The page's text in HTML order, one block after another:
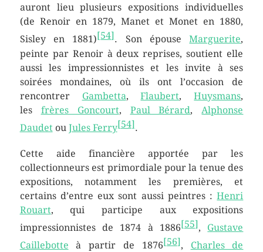
auront lieu plusieurs expositions individuelles
(de Renoir en 1879, Manet et Monet en 1880,
Sisley en 1881) [54]. Son épouseMarguerite,
peinte par Renoir à deux reprises, soutient elle
aussi les impressionnistes et les invite à ses
soirées mondaines, où ils ont l’occasion de
rencontrer Gambetta,Flaubert,Huysmans,
les frères Goncourt, Paul Bérard, Alphonse
Daudetou Jules Ferry[54].
Cette aide financière apportée par les
collectionneurs est primordiale pour la tenue des
expositions, notamment les premières, et
certains d’entre eux sont aussi peintres :Henri
Rouart, qui participe aux expositions
impressionnistes de 1874 à 1886[55], Gustave
Caillebotte à partir de 1876[56] , Charles de